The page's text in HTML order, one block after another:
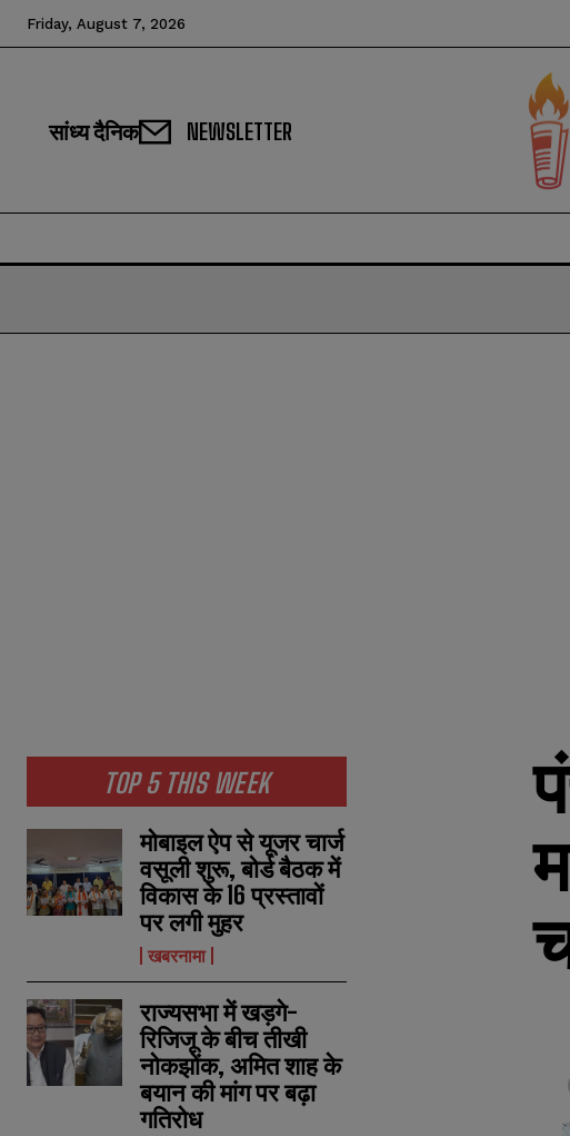
Friday, August 7, 2026
सांध्य दैनिक NEWSLETTER
TOP 5 THIS WEEK
मोबाइल ऐप से यूजर चार्ज
वसूली शुरू, बोर्ड बैठक में
विकास के 16 प्रस्तावों
पर लगी मुहर
खबरनामा
राज्यसभा में खड़गे-
रिजिजू के बीच तीखी
नोकझोंक, अमित शाह के
बयान की मांग पर बढ़ा
गतिरोध